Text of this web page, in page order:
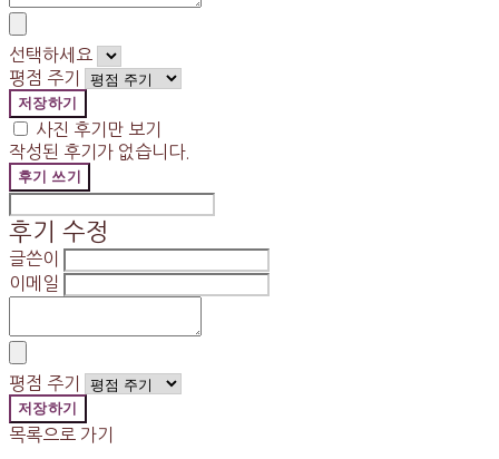
선택하세요
평점 주기
저장하기
사진 후기만 보기
작성된 후기가 없습니다.
후기 쓰기
후기 수정
글쓴이
이메일
평점 주기
저장하기
목록으로 가기